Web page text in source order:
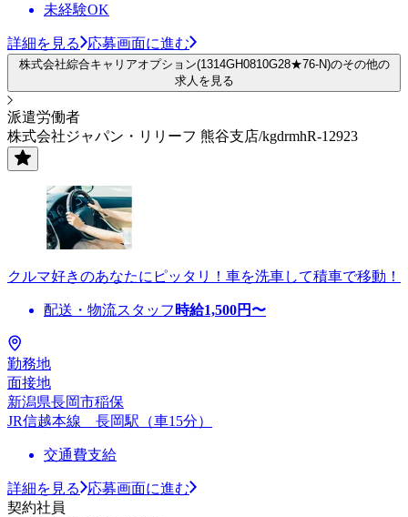
未経験OK
詳細を見る 応募画面に進む
株式会社綜合キャリアオプション(1314GH0810G28★76-N)のその他の
求人を見る
派遣労働者
株式会社ジャパン・リリーフ 熊谷支店/kgdrmhR-12923
クルマ好きのあなたにピッタリ！車を洗車して積車で移動！
配送・物流スタッフ 時給1,500円〜
勤務地
面接地
新潟県長岡市稲保
JR信越本線 長岡駅（車15分）
交通費支給
詳細を見る
応募画面に進む
契約社員